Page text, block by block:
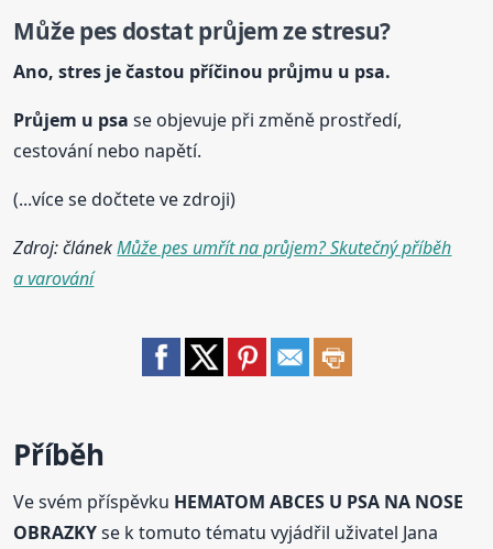
Může pes dostat průjem ze stresu?
Ano, stres je častou příčinou průjmu u psa.
Průjem u psa se objevuje při změně prostředí,
cestování nebo napětí.
(...více se dočtete ve zdroji)
Zdroj: článekMůže pes umřít na průjem? Skutečný příběh
a varování
Příběh
Ve svém příspěvku HEMATOM ABCES U PSA NA NOSE
OBRAZKYse k tomuto tématu vyjádřil uživatel Jana